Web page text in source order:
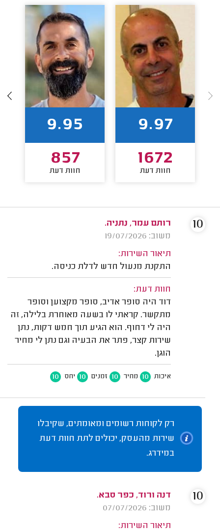
9.97
1672
חוות דעת
9.95
857
חוות דעת
רותם עמר, נתניה.
משוב: 19/07/2026
תיאור השירות:
התקנת מנעול חדש לדלת כניסה.
חוות דעת:
דוד היה סופר אדיב, סופר מקצוען וסופר
מתקשר. קראתי לו בשעה מאוחרת בלילה, זה
היה לי דחוף. הוא הגיע תוך חמש דקות, נתן
שירות קצר, פתר את הבעיה וגם נתן לי מחיר
הוגן.
איכות 10 מחיר 10 זמנים 10 יחס 10
10
רק לקוחות רשומים ומאומתים, שקיבלו
שירות מהעסק, יכולים לתת חוות דעת
במידרג.
דנה ורוד, כפר סבא.
משוב: 07/07/2026
תיאור השירות:
10